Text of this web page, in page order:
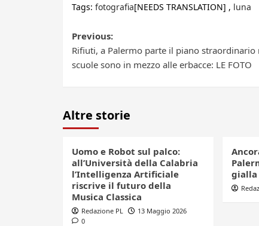
Tags: fotografia[NEEDS TRANSLATION] , luna
Post
navigation
Previous:
Rifiuti, a Palermo parte il piano straordinario
scuole sono in mezzo alle erbacce: LE FOTO
Altre storie
Uomo e Robot sul palco:
all’Università della Calabria
l’Intelligenza Artificiale
riscrive il futuro della
Musica Classica
Redazione PL
13 Maggio 2026
0
gialla